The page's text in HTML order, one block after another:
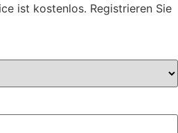
ist kostenlos. Registrieren Sie